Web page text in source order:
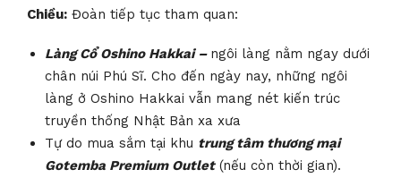
Chiều: Đoàn tiếp tục tham quan:
Làng Cổ Oshino Hakkai – ngôi làng nằm ngay dưới
chân núi Phú Sĩ. Cho đến ngày nay, những ngôi
làng ở Oshino Hakkai vẫn mang nét kiến trúc
truyền thống Nhật Bản xa xưa
Tự do mua sắm tại khu trung tâm thương mại
Gotemba Premium Outlet(nếu còn thời gian).